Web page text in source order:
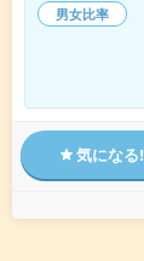
男女比率
気になる!